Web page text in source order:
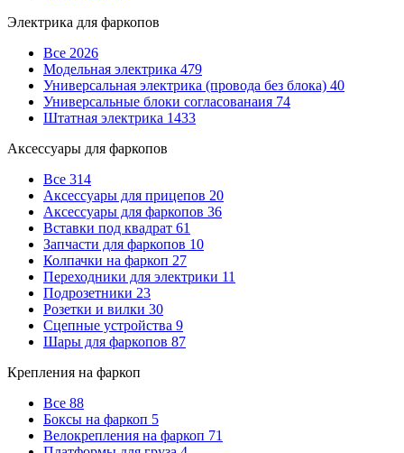
Электрика для фаркопов
Все 2026
Модельная электрика 479
Универсальная электрика (провода без блока) 40
Универсальные блоки согласованаия 74
Штатная электрика 1433
Аксессуары для фаркопов
Все 314
Аксессуары для прицепов 20
Аксессуары для фаркопов 36
Вставки под квадрат 61
Запчасти для фаркопов 10
Колпачки на фаркоп 27
Переходники для электрики 11
Подрозетники 23
Розетки и вилки 30
Сцепные устройства 9
Шары для фаркопов 87
Крепления на фаркоп
Все 88
Боксы на фаркоп 5
Велокрепления на фаркоп 71